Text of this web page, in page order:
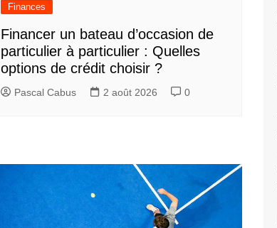
Finances
Financer un bateau d’occasion de
particulier à particulier : Quelles
options de crédit choisir ?
Pascal Cabus 2 août 2026 0